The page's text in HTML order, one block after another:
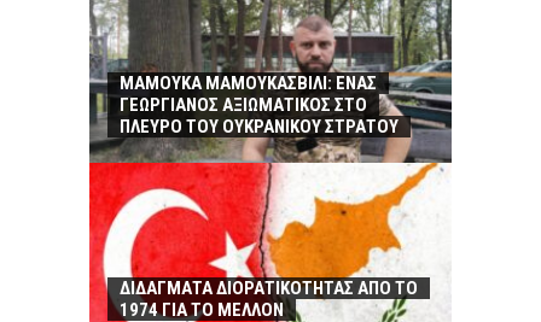
ΜΑΜΟΥΚΑ ΜΑΜΟΥΚΑΣΒΙΛΙ: ΕΝΑΣ
ΓΕΩΡΓΙΑΝΟΣ ΑΞΙΩΜΑΤΙΚΟΣ ΣΤΟ
ΠΛΕΥΡΟ ΤΟΥ ΟΥΚΡΑΝΙΚΟΥ ΣΤΡΑΤΟΥ
ΔΙΔΑΓΜΑΤΑ ΔΙΟΡΑΤΙΚΟΤΗΤΑΣ ΑΠΟ ΤΟ
1974 ΓΙΑ ΤΟ ΜΕΛΛΟΝ